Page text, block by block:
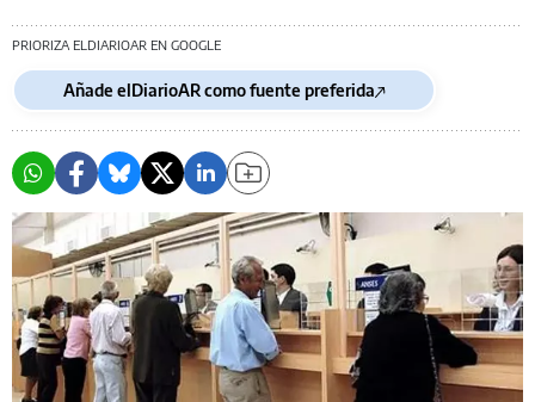
PRIORIZA ELDIARIOAR EN GOOGLE
Añade elDiarioAR como fuente preferida